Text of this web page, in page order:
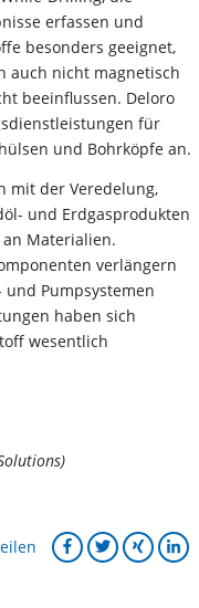
erfassen und
besonders geeignet,
auch nicht magnetisch
beeinflussen. Deloro
für
und Bohrköpfe an.
mit der Veredelung,
und Erdgasprodukten
Materialien.
verlängern
Pumpsystemen
haben sich
wesentlich